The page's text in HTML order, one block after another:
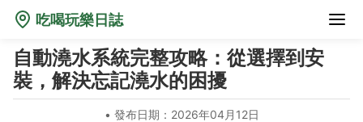
吃喝玩樂日誌
自動澆水系統完整攻略：從選擇到安
裝，解決忘記澆水的困擾
• 發布日期：2026年04月12日